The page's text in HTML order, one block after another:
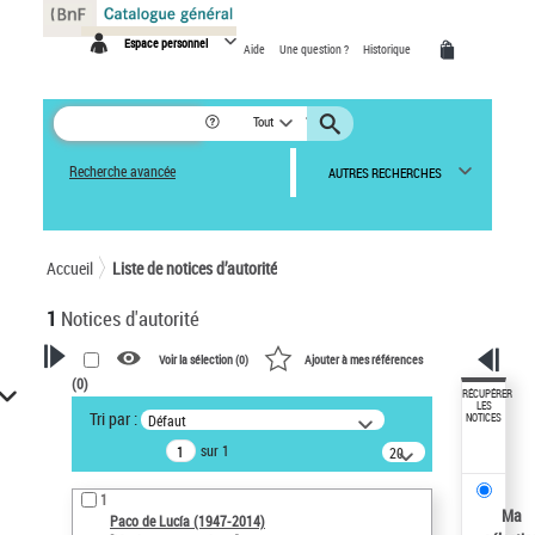
Espace personnel Aide Une question ? Historique
Tout
Recherche avancée AUTRES RECHERCHES
Accueil Liste de notices d’autorité
1 Notices d'autorité
VOTRE RECHERCHE
Recherche avancée dans les
notices d’autorité
Œuvres liées à l'auteur :
Paco de Lucía (1947-2014)
Voir la sélection (0) Ajouter à mes références
(0)
Tri par : Défaut
sur 1
20
résultats/page
1
Paco de Lucía (1947-2014)
RÉCUPÉRER
LES
NOTICES
Ma
Panneau de gestion des cookies